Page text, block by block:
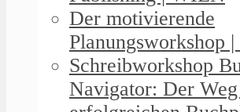
Der motivierende
Planungsworkshop
Schreibworkshop
Navigator: Der